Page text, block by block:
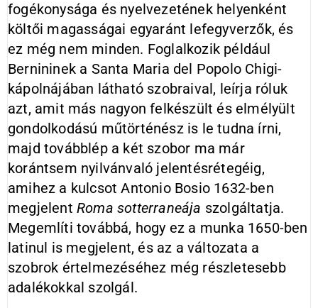
fogékonysága és nyelvezetének helyenként
költői magasságai egyaránt lefegyverzők, és
ez még nem minden. Foglalkozik például
Bernininek a Santa Maria del Popolo Chigi-
kápolnájában látható szobraival, leírja róluk
azt, amit más nagyon felkészült és elmélyült
gondolkodású műtörténész is le tudna írni,
majd továbblép a két szobor ma már
korántsem nyilvánvaló jelentésrétegéig,
amihez a kulcsot Antonio Bosio 1632-ben
megjelent Roma sotterraneája szolgáltatja.
Megemlíti továbbá, hogy ez a munka 1650-ben
latinul is megjelent, és az a változata a
szobrok értelmezéséhez még részletesebb
adalékokkal szolgál.